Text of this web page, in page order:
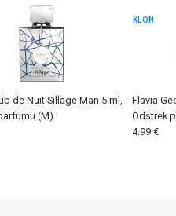
de Nuit Sillage Man 5 ml,
(M)
Flavia
Odstrek
KLON
4.99 €